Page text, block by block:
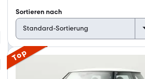
Sortieren nach
Top